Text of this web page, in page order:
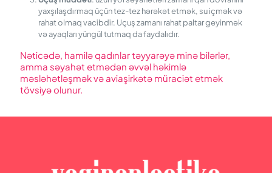
yaxşılaşdırmaq üçün tez-tez hərəkət etmək, su içmək və
rahat olmaq vacibdir. Uçuş zamanı rahat paltar geyinmək
və ayaqları yüngül tutmaq da faydalıdır.
Nəticədə, hamiləqadınlar təyyarəyə minə bilərlər,
amma səyahət etmədən əvvəl həkimlə
məsləhətləşmək və aviaşirkətə müraciət etmək
tövsiyə olunur.